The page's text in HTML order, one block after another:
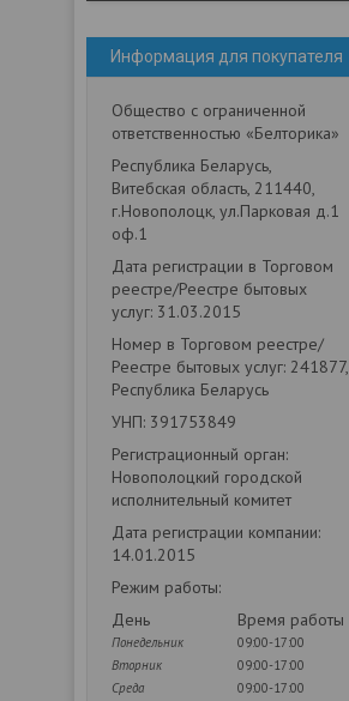
Информация для покупателя
Общество с ограниченной
ответственностью «Белторика»
Республика Беларусь,
Витебская область, 211440,
г.Новополоцк, ул.Парковая д.1
оф.1
Дата регистрации в Торговом
реестре/Реестре бытовых
услуг: 31.03.2015
Номер в Торговом реестре/
Реестре бытовых услуг: 241877,
Республика Беларусь
УНП: 391753849
Регистрационный орган:
Новополоцкий городской
исполнительный комитет
Дата регистрации компании:
14.01.2015
Режим работы:
День
Время работы
Понедельник
09:00-17:00
Вторник
09:00-17:00
Среда
09:00-17:00